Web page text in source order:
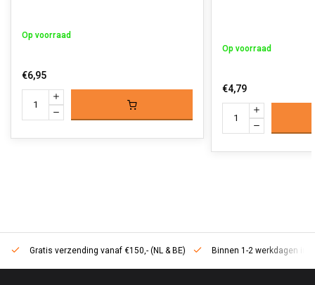
Op voorraad
€6,95
Op voorraad
€4,79
Gratis verzending vanaf €150,- (NL & BE) Binnen 1-2 werkdagen in